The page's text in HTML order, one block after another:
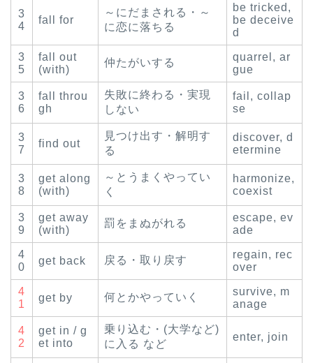
3
4
fall for
～にだまされる・～
に恋に落ちる
be tricked,
be deceive
d
3
5
fall out
(with)
仲たがいする
quarrel, ar
gue
3
6
fall throu
gh
失敗に終わる・実現
しない
fail, collap
se
3
7
find out
見つけ出す・解明す
る
discover, d
etermine
3
8
get along
(with)
～とうまくやってい
く
harmonize,
coexist
3
9
get away
(with)
罰をまぬがれる
escape, ev
ade
4
0
get back 戻る・取り戻す
regain, rec
over
4
1
get by 何とかやっていく
survive, m
anage
4
2
get in / g
et into
乗り込む・(大学など)
に入る など
enter, join